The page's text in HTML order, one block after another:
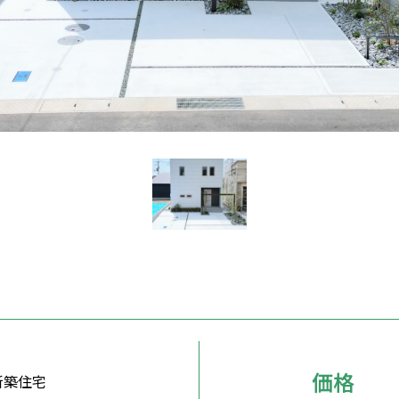
住宅 価格